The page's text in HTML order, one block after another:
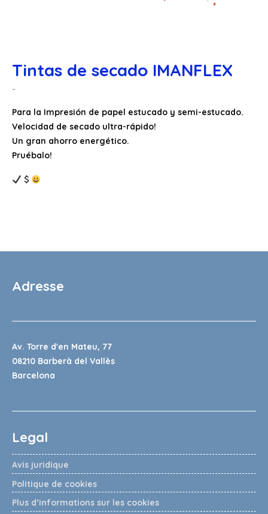
Tintas de secado IMANFLEX
Para la Impresión de papel estucado y semi-estucado.
Velocidad de secado ultra-rápido!
Un gran ahorro energético.
Pruébalo!
Adresse
Av. Torre d'en Mateu, 77
08210 Barberà del Vallès
Barcelona
Legal
Avis juridique
Politique de cookies
Plus d’informations sur les cookies